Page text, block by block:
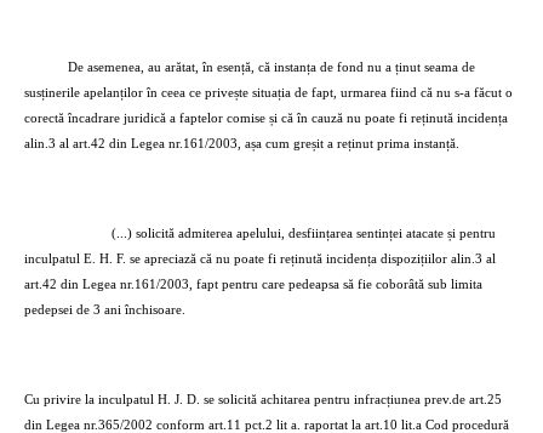
De asemenea, au arătat, în esență, că instanța de fond nu a ținut seama de
susținerile apelanților în ceea ce privește situația de fapt, urmarea fiind că nu s-a făcut o
corectă încadrare juridică a faptelor comise și că în cauză nu poate fi reținută incidența
alin.3 al art.42 din Legea nr.161/2003, așa cum greșit a reținut prima instanță.
(...) solicită admiterea apelului, desființarea sentinței atacate și pentru
inculpatul E. H. F. se apreciază că nu poate fi reținută incidența dispozițiilor alin.3 al
art.42 din Legea nr.161/2003, fapt pentru care pedeapsa să fie coborâtă sub limita
pedepsei de 3 ani închisoare.
Cu privire la inculpatul H. J. D. se solicită achitarea pentru infracțiunea prev.de art.25
din Legea nr.365/2002 conform art.11 pct.2 lit a. raportat la art.10 lit.a Cod procedură